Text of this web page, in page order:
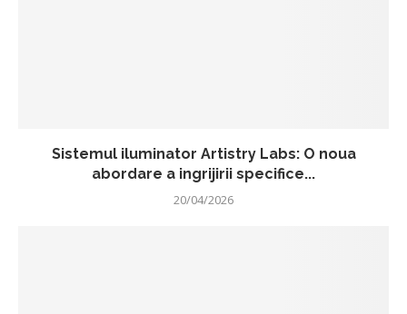
Sistemul iluminator Artistry Labs: O noua
abordare a ingrijirii specifice...
20/04/2026